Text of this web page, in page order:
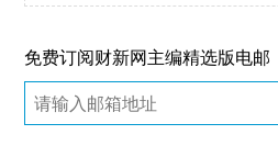
免费订阅财新网主编精选版电邮